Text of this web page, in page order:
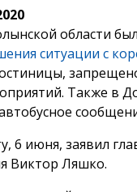
области
ситуации с
Также в
6 июня, заявил
Виктор Ляшко.